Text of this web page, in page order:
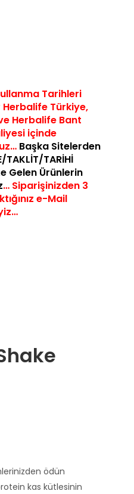
Tarihleri
Herbalife Türkiye,
Herbalife Bant
içinde
Başka Sitelerden
TARİHİ
Gelen Ürünlerin
… Siparişinizden 3
e-Mail
ödün
kas kütlesinin